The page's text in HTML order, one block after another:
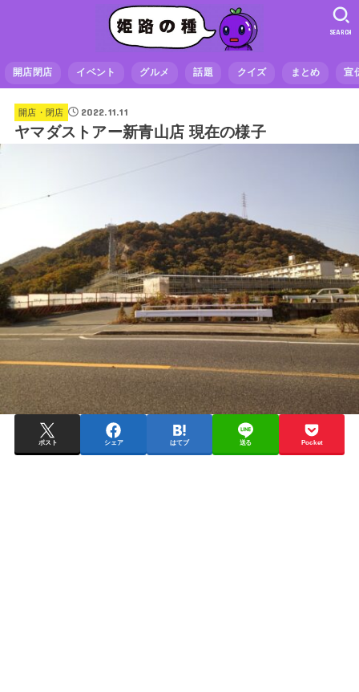
開店閉店 イベント グルメ 話題 クイズ まとめ 宣
SEARCH
開店・閉店 2022.11.11
ヤマダストアー新青山店 現在の様子
ポスト シェア はてブ 送る Pocket